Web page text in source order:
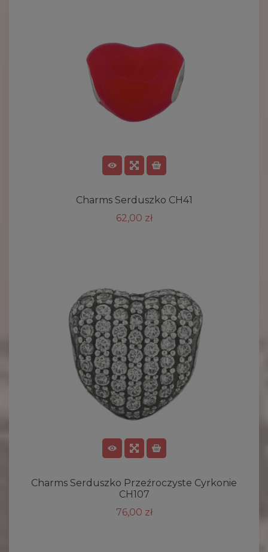
Charms Serduszko CH41
62,00 zł
Charms Serduszko Przeźroczyste Cyrkonie
CH107
76,00 zł